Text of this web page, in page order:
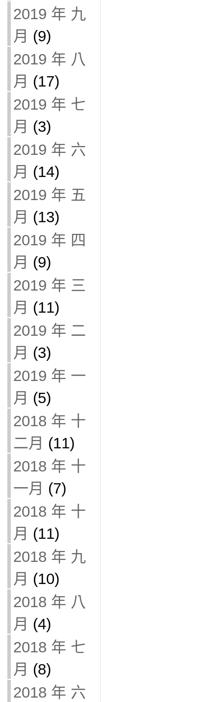
2019 年 九
月 (9)
2019 年 八
月 (17)
2019 年 七
月 (3)
2019 年 六
月 (14)
2019 年 五
月 (13)
2019 年 四
月 (9)
2019 年 三
月 (11)
2019 年 二
月 (3)
2019 年 一
月 (5)
2018 年 十
二月 (11)
2018 年 十
一月 (7)
2018 年 十
月 (11)
2018 年 九
月 (10)
2018 年 八
月 (4)
2018 年 七
月 (8)
2018 年 六